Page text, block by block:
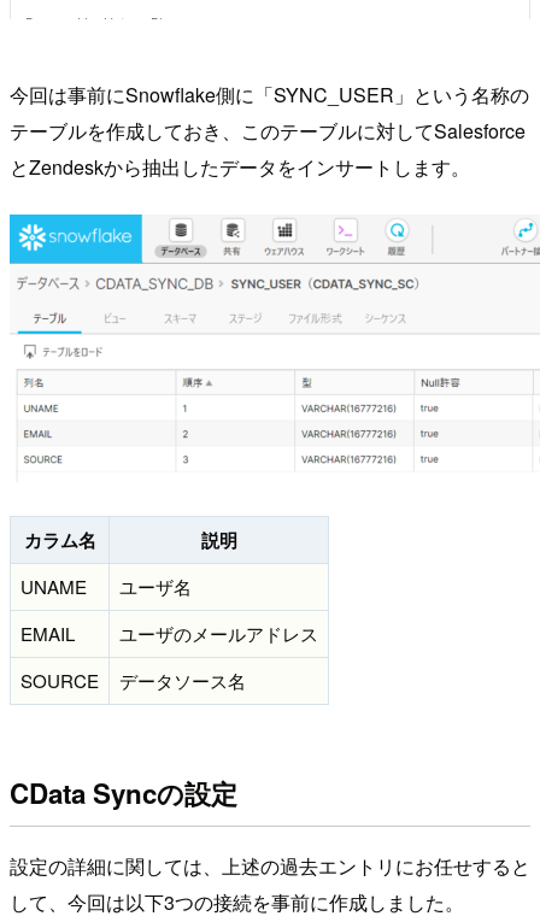
今回は事前にSnowflake側に「SYNC_USER」という名称の
テーブルを作成しておき、このテーブルに対してSalesforce
とZendeskから抽出したデータをインサートします。
カラム名 説明
UNAME
ユーザ名
EMAIL
ユーザのメールアドレス
SOURCE
データソース名
CData Syncの設定
設定の詳細に関しては、上述の過去エントリにお任せすると
して、今回は以下3つの接続を事前に作成しました。